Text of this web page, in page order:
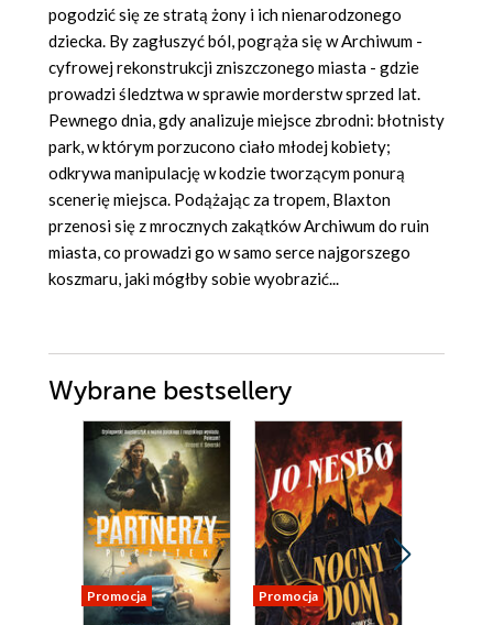
pogodzić się ze stratą żony i ich nienarodzonego
dziecka. By zagłuszyć ból, pogrąża się w Archiwum -
cyfrowej rekonstrukcji zniszczonego miasta - gdzie
prowadzi śledztwa w sprawie morderstw sprzed lat.
Pewnego dnia, gdy analizuje miejsce zbrodni: błotnisty
park,wktórym porzucono ciało młodej kobiety;
odkrywa manipulację w kodzie tworzącym ponurą
scenerię miejsca. Podążając za tropem, Blaxton
przenosi się z mrocznych zakątków Archiwum do ruin
miasta, co prowadzi go w samo serce najgorszego
koszmaru, jaki mógłby sobie wyobrazić...
Wybrane bestsellery
Promocja Promocja